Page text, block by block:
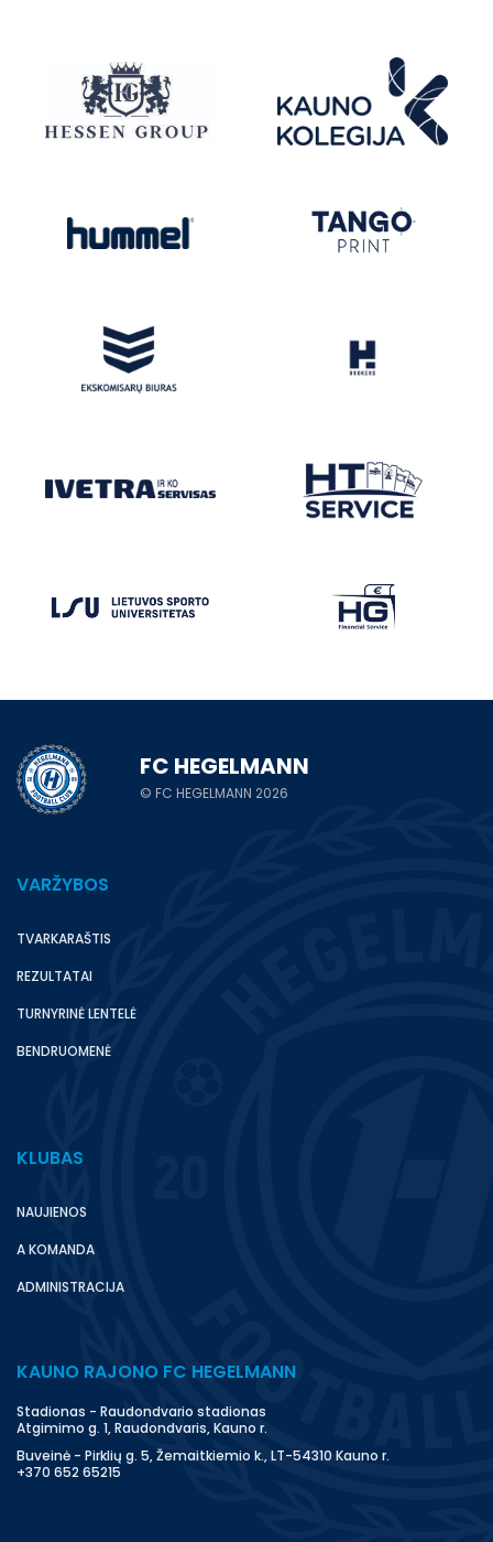
FC HEGELMANN
© FC HEGELMANN 2026
VARŽYBOS
TVARKARAŠTIS
REZULTATAI
TURNYRINĖ LENTELĖ
BENDRUOMENĖ
KLUBAS
NAUJIENOS
A KOMANDA
ADMINISTRACIJA
KAUNO RAJONO FC HEGELMANN
Stadionas - Raudondvario stadionas
Atgimimo g. 1, Raudondvaris, Kauno r.
Buveinė - Pirklių g. 5, Žemaitkiemio k., LT-54310 Kauno r.
+370 652 65215